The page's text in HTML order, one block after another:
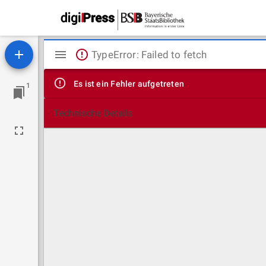
1
Mirador
Viewer
TypeError: Failed to fetch
Es ist ein Fehler aufgetreten
Technische Details